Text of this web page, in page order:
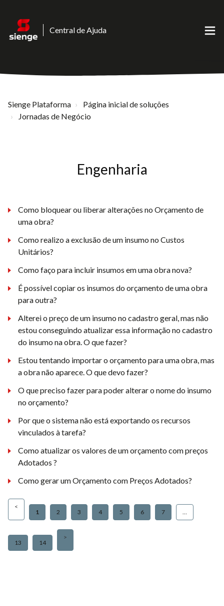
Central de Ajuda
Sienge Plataforma
Página inicial de soluções
Jornadas de Negócio
Engenharia
Como bloquear ou liberar alterações no Orçamento de
uma obra?
Como realizo a exclusão de um insumo no Custos
Unitários?
Como faço para incluir insumos em uma obra nova?
É possível copiar os insumos do orçamento de uma obra
para outra?
Alterei o preço de um insumo no cadastro geral, mas não
estou conseguindo atualizar essa informação no cadastro
do insumo na obra. O que fazer?
Estou tentando importar o orçamento para uma obra, mas
a obra não aparece. O que devo fazer?
O que preciso fazer para poder alterar o nome do insumo
no orçamento?
Por que o sistema não está exportando os recursos
vinculados à tarefa?
Como atualizar os valores de um orçamento com preços
Adotados ?
Como gerar um Orçamento com Preços Adotados?
1 2 3 4 5 6 7 …
13 14